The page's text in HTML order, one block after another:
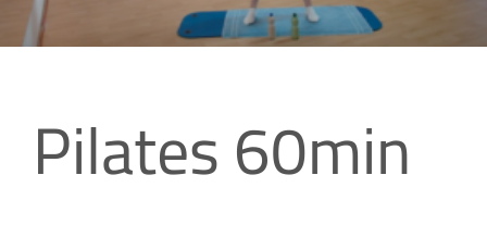
Pilates 60min